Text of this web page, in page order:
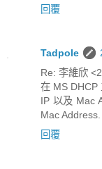
回覆
Tadpole
Re: 李維欣
在 MS DHCP
IP 以及 Mac
Mac Address.
回覆